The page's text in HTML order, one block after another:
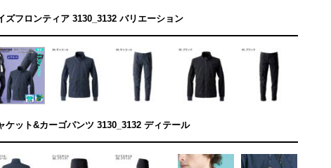
ズフロンティア 3130_3132 バリエーション
ケット&カーゴパンツ 3130_3132 ディテール